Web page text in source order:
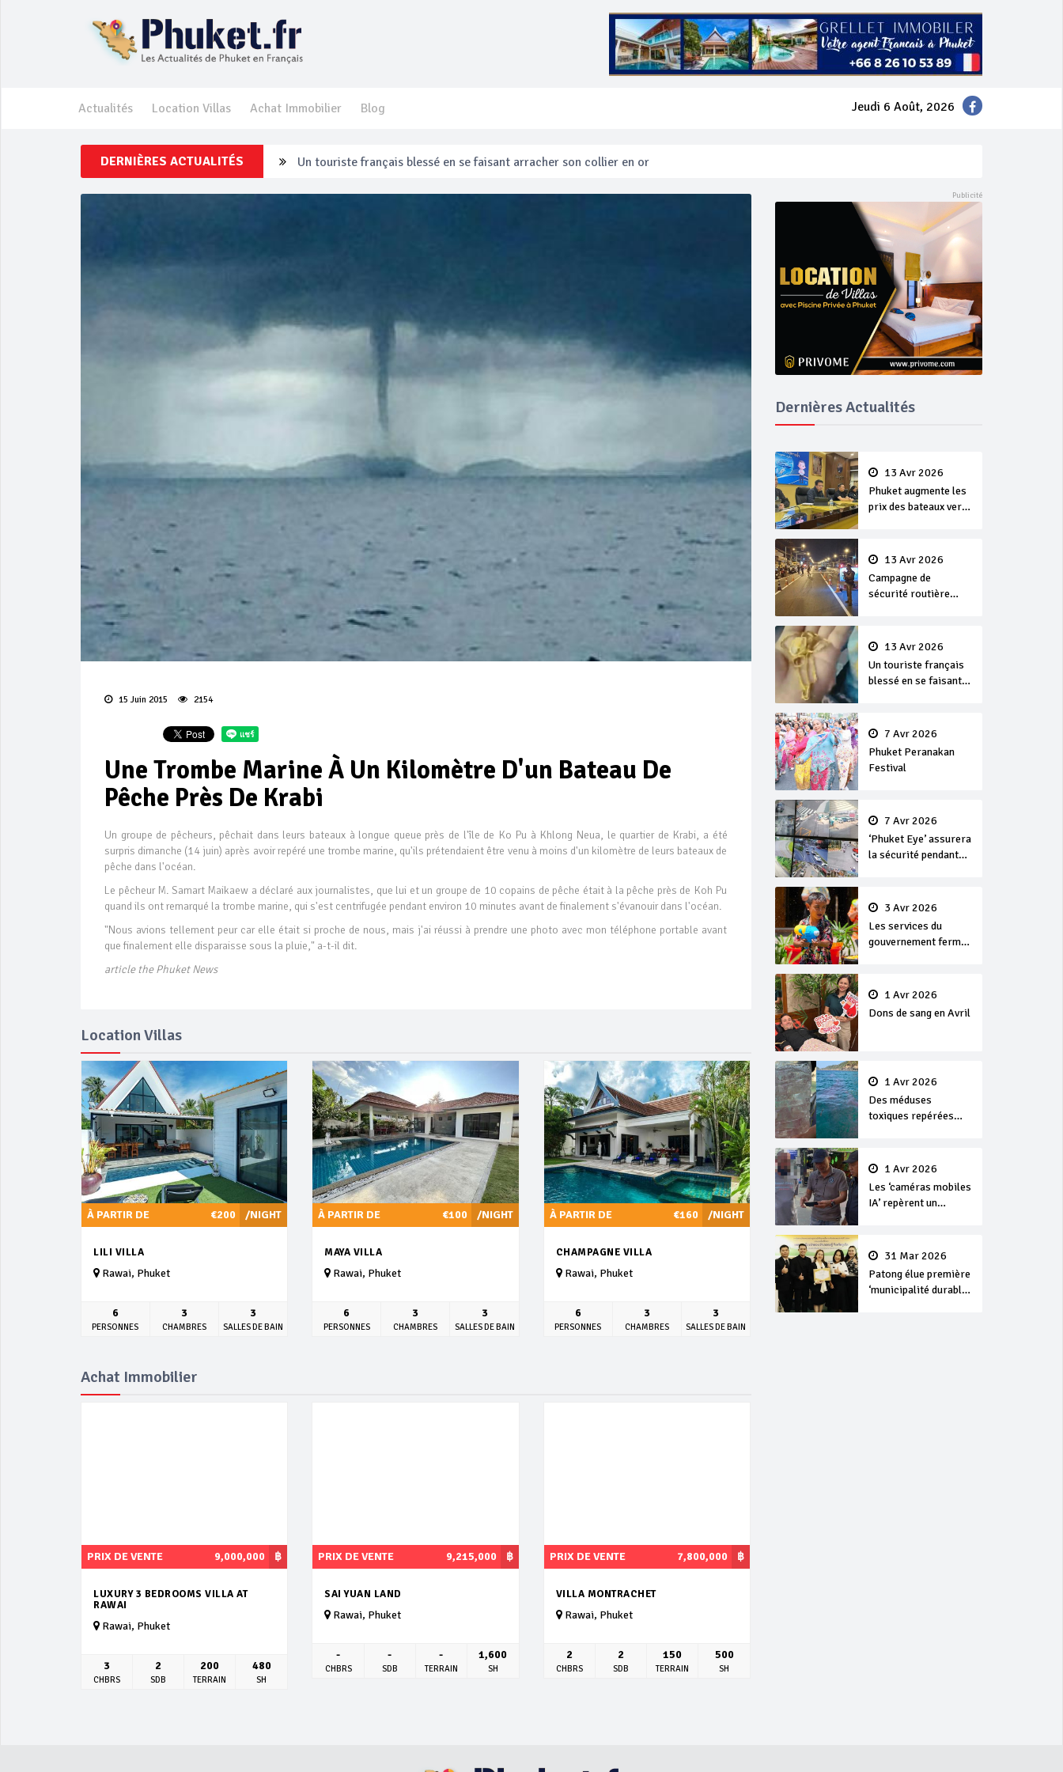
Actualités Location Villas Achat Immobilier Blog Jeudi 6 Août, 2026
DERNIÈRES ACTUALITÉS Un touriste français blessé en se faisant arracher son collier en or
Phuket Peranakan Festival
Campagne de sécurité routière ‘Seven Days of Danger’ de Songkran
15 Juin 2015 2154
Une Trombe Marine À Un Kilomètre D'un Bateau De
Pêche Près De Krabi
Un groupe de pêcheurs, pêchait dans leurs bateaux à longue queue près de l'île de Ko Pu à Khlong Neua, le quartier de Krabi, a été
surpris dimanche (14 juin) après avoir repéré une trombe marine, qu'ils prétendaient être venu à moins d'un kilomètre de leurs bateaux de
pêche dans l'océan.
Le pêcheur M. Samart Maikaew a déclaré aux journalistes, que lui et un groupe de 10 copains de pêche était à la pêche près de Koh Pu
quand ils ont remarqué la trombe marine, qui s'est centrifugée pendant environ 10 minutes avant de finalement s'évanouir dans l'océan.
"Nous avions tellement peur car elle était si proche de nous, mais j'ai réussi à prendre une photo avec mon téléphone portable avant
que finalement elle disparaisse sous la pluie," a-t-il dit.
article the Phuket News
Dernières Actualités
13 Avr 2026
Phuket augmente les
prix des bateaux vers
13 Avr 2026
Campagne de
sécurité routière
13 Avr 2026
Un touriste français
blessé en se faisant
7 Avr 2026
Phuket Peranakan
Festival
7 Avr 2026
‘Phuket Eye’ assurera
la sécurité pendant
3 Avr 2026
Les services du
gouvernement fermés
Songkran
1 Avr 2026
Dons de sang en Avril
1 Avr 2026
Des méduses
toxiques repérées
1 Avr 2026
Les ‘caméras mobiles
IA’ repèrent un
séjour31 Mar 2026
Patong élue première
‘municipalité durable’
Location Villas
/NIGHT
À PARTIR DE €200
LILI VILLA
Rawai, Phuket
6
PERSONNES
3
CHAMBRES
3
SALLES DE BAIN
/NIGHT
À PARTIR DE €100
MAYA VILLA
Rawai, Phuket
6
PERSONNES
3
CHAMBRES
3
SALLES DE BAIN
/NIGHT
À PARTIR DE €160
CHAMPAGNE VILLA
Rawai, Phuket
6
PERSONNES
3
CHAMBRES
3
SALLES DE BAIN
Achat Immobilier
฿
PRIX DE VENTE 9,000,000
LUXURY 3 BEDROOMS VILLA AT
RAWAI
Rawai, Phuket
3
CHBRS
2
SDB
200
TERRAIN
480
SH
฿
PRIX DE VENTE 9,215,000
SAI YUAN LAND
Rawai, Phuket
-
CHBRS
-
SDB
-
TERRAIN
1,600
SH
฿
PRIX DE VENTE 7,800,000
VILLA MONTRACHET
Rawai, Phuket
2
CHBRS
2
SDB
150
TERRAIN
500
SH